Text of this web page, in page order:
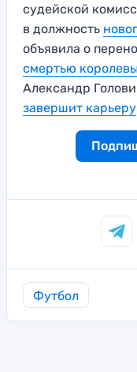
судейской
в должность
объявила о
смертью
Александр
завершит карьеру
Футбол